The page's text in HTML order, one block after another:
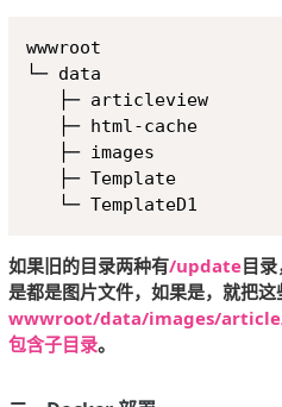
wwwroot
└─ data
如果旧的目录两种有/update目
是都是图片文件，如果是，就把
wwwroot/data/images/
包含子目录。